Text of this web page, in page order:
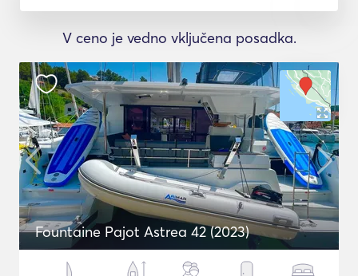
V ceno je vedno vključena posadka.
Fountaine Pajot Astrea 42 (2023)